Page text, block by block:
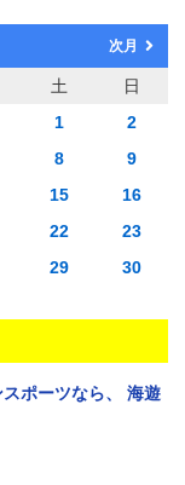
次月
土
日
1
2
8
9
15
16
22
23
29 30
ポーツなら、
海遊